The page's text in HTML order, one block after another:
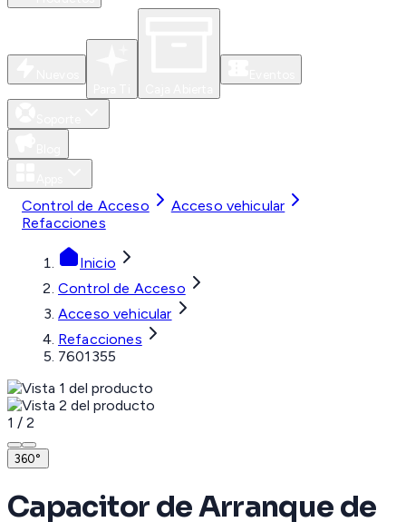
Control de Acceso
Acceso vehicular
Refacciones
Inicio
Control de Acceso
Acceso vehicular
Refacciones
7601355
1 / 2
360°
Capacitor de Arranque de